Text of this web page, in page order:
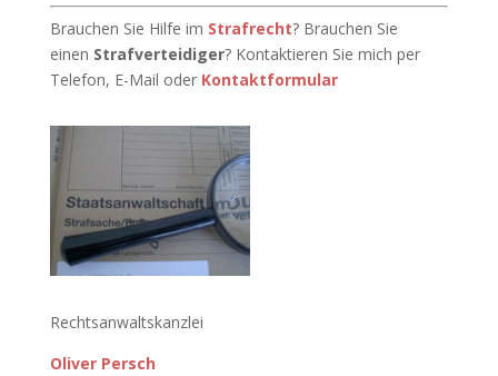
Brauchen Sie Hilfe im Strafrecht? Brauchen Sie
einen Strafverteidiger? Kontaktieren Sie mich per
Telefon, E-Mail oder Kontaktformular
Rechtsanwaltskanzlei
Oliver Persch